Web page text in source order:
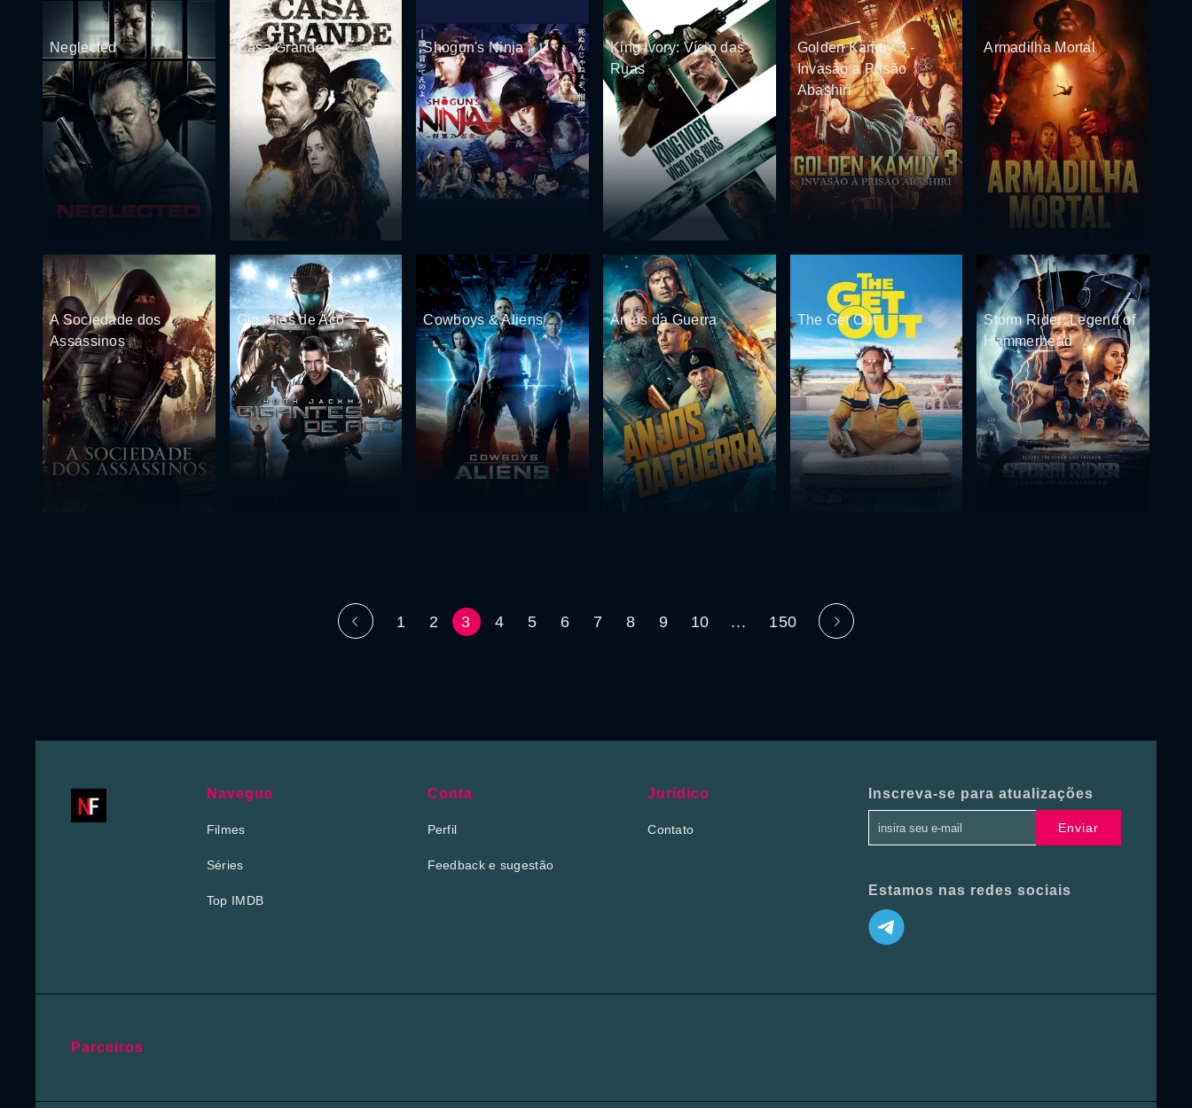
Neglected Casa Grande Shogun's Ninja
King Ivory: Vício das
Ruas
Golden Kamuy 3 -
Invasão a Prisão
Abashiri
Armadilha Mortal
A Sociedade dos
Assassinos
Gigantes de Aço Cowboys & Aliens Anjos da Guerra The Get Out
Storm Rider: Legend of
Hammerhead
1 2 3 4 5 6 7 8 9 10 ... 150
Navegue
Filmes
Séries
Top IMDB
Conta
Perfil
Feedback e sugestão
Jurídico
Contato
Inscreva-se para atualizações
Enviar
Estamos nas redes sociais
Parceiros